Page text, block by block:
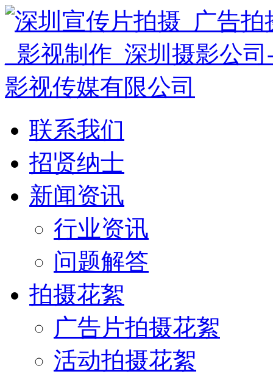
联系我们
招贤纳士
新闻资讯
行业资讯
问题解答
拍摄花絮
广告片拍摄花絮
活动拍摄花絮